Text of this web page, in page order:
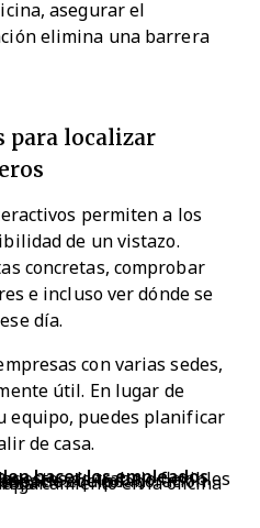
asegurar el
elimina una barrera
para localizar
permiten a los
de un vistazo.
concretas, comprobar
e incluso ver dónde se
día.
con varias sedes,
útil. En lugar de
equipo, puedes planificar
de casa.
hacer los empleados
para sesiones de equipo
antes de llegar